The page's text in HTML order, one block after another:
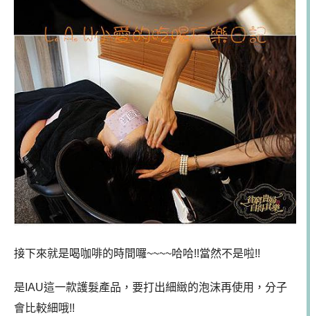
接下來就是喝咖啡的時間囉~~~~哈哈!!當然不是啦!!
是IAU這一款護髮產品，要打出細緻的泡沫再使用，分子
會比較細哦!!